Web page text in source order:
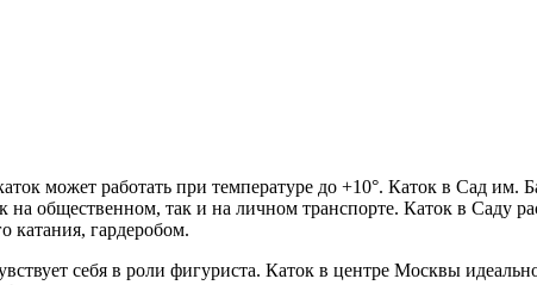
может работать при температуре до +10°. Каток в Сад им.
общественном, так и на личном транспорте. Каток в Саду
катания, гардеробом.
себя в роли фигуриста. Каток в центре Москвы